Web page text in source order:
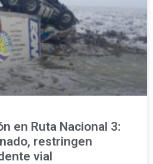
en Ruta Nacional 3:
restringen
vial